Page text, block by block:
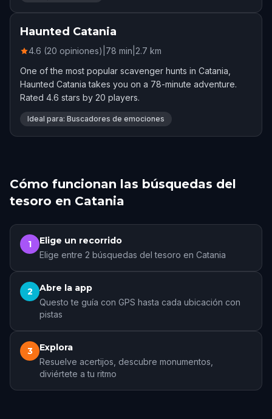
Haunted Catania
4.6 (20 opiniones) 78 min 2.7 km
One of the most popular scavenger hunts in Catania,
Haunted Catania takes you on a 78-minute adventure.
Rated 4.6 stars by 20 players.
Ideal para: Buscadores de emociones
Cómo funcionan las búsquedas del
tesoro en Catania
1 Elige un recorrido
Elige entre 2 búsquedas del tesoro en Catania
2 Abre la app
Questo te guía con GPS hasta cada ubicación con
pistas
3 Explora
Resuelve acertijos, descubre monumentos,
diviértete a tu ritmo